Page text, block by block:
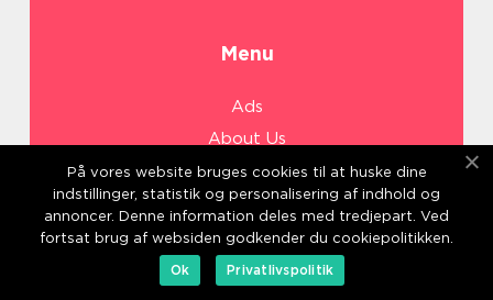
Menu
Ads
About Us
Cookies
Contact
Sitemap
På vores website bruges cookies til at huske dine
indstillinger, statistik og personalisering af indhold og
annoncer. Denne information deles med tredjepart. Ved
fortsat brug af websiden godkender du cookiepolitikken.
Ok
Privatlivspolitik